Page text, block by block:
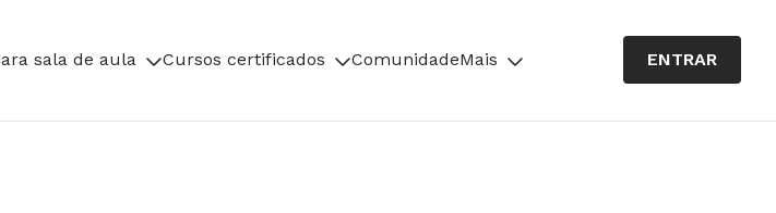
sala de aula Cursos certificados ComunidadeMais ENTRAR